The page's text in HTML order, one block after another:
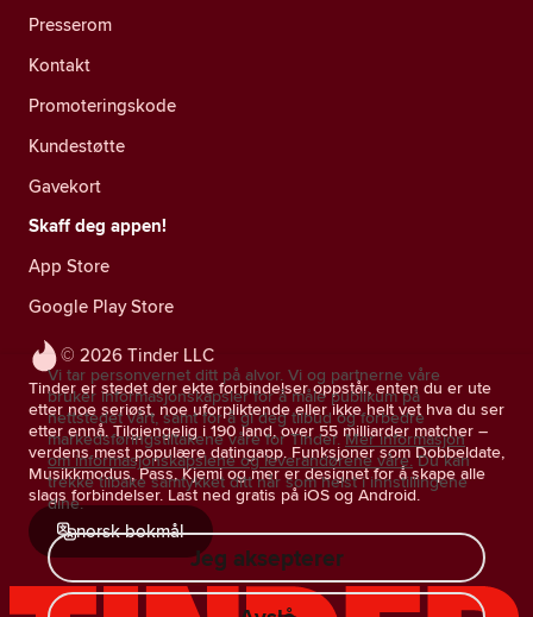
© 2026 Tinder LLC
Tinder er stedet der ekte forbindelser oppstår, enten du er ute
etter noe seriøst, noe uforpliktende eller ikke helt vet hva du ser
etter ennå. Tilgjengelig i 190 land, over 55 milliarder matcher –
verdens mest populære datingapp. Funksjoner som Dobbeldate,
Musikkmodus, Pass, Kjemi og mer er designet for å skape alle
slags forbindelser. Last ned gratis på iOS og Android.
norsk bokmål
Presserom
Kontakt
Promoteringskode
Kundestøtte
Gavekort
Skaff deg appen!
App Store
Google Play Store
Vi tar personvernet ditt på alvor. Vi og partnerne våre
bruker informasjonskapsler for å måle publikum på
nettstedet vårt, samt for å gi deg tilbud og forbedre
markedsføringstiltakene våre for Tinder. Mer informasjon
om informasjonskapslene og leverandørene våre. Du kan
trekke tilbake samtykket ditt når som helst i innstillingene
dine.
Jeg aksepterer